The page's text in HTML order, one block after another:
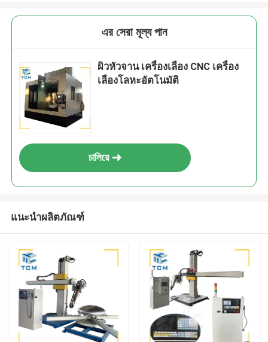
এর সেরা মূল্য পান
ผิวหัวจาน เครื่องเลือง CNC เครื่อง
เลืองโลหะอัตโนมัติ
চালিয়ে
แนะนำผลิตภัณฑ์